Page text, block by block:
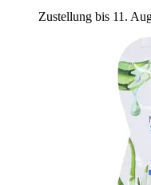
Zustellung bis 11.